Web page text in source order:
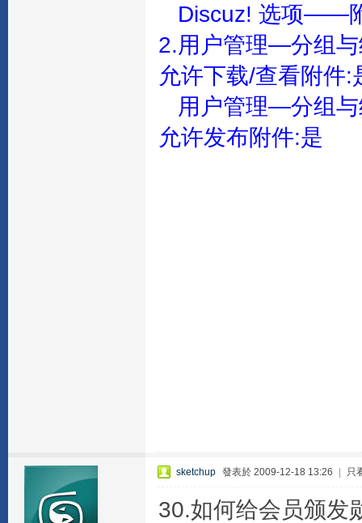
Discuz! 选项——
2.用户管理—分组
允许下载/查看附件:
用户管理—分组
允许发布附件:是
sketchup 發表於 2009-12-18 13:26 只
30.如何给会员颁发